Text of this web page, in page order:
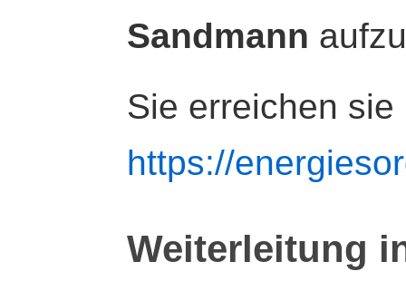
Sandmann
Sie erreichen sie
https://
Weiterleitung